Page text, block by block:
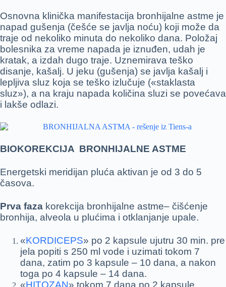
Osnovna klinička manifestacija bronhijalne astme je
napad gušenja (češće se javlja noću) koji može da
traje od nekoliko minuta do nekoliko dana. Položaj
bolesnika za vreme napada je iznuđen, udah je
kratak, a izdah dugo traje. Uznemirava teško
disanje, kašalj. U jeku (gušenja) se javlja kašalj i
lepljiva sluz koja se teško izlučuje («staklasta
sluz»), a na kraju napada količina sluzi se povećava
i lakše odlazi.
BIOKOREKCIJA BRONHIJALNE ASTME
Energetski meridijan pluća aktivan je od 3 do 5
časova.
Prva faza korekcija bronhijalne astme– čišćenje
bronhija, alveola u plućima i otklanjanje upale.
«KORDICEPS» po 2 kapsule ujutru 30 min. pre
jela popiti s 250 ml vode i uzimati tokom 7
dana, zatim po 3 kapsule – 10 dana, a nakon
toga po 4 kapsule – 14 dana.
«HITOZAN» tokom 7 dana po 2 kapsule